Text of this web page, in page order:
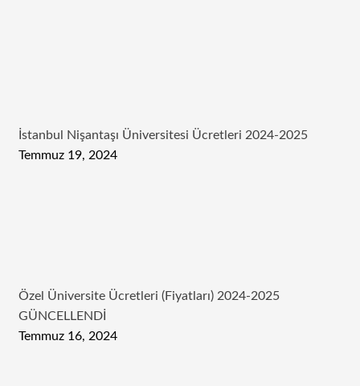
İstanbul Nişantaşı Üniversitesi Ücretleri 2024-2025
Temmuz 19, 2024
Özel Üniversite Ücretleri (Fiyatları) 2024-2025
GÜNCELLENDİ
Temmuz 16, 2024